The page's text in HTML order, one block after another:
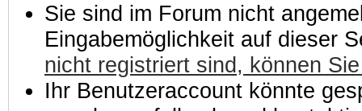
Sie sind im Forum nicht
Eingabemöglichkeit auf dieser
nicht registriert sind, können
Ihr Benutzeraccount könnte